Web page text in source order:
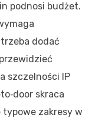
podnosi budżet.
dodać
szczelności IP
skraca
typowe zakresy w